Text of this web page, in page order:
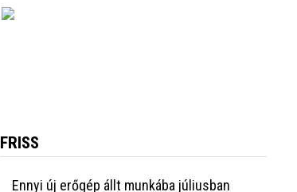
FRISS
Ennyi új erőgép állt munkába júliusban